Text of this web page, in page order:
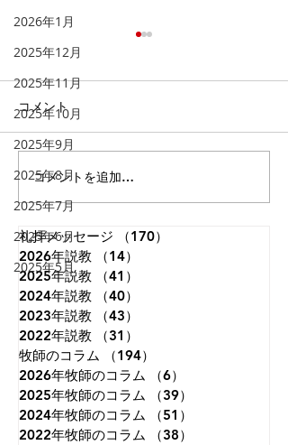
2026年1月
2025年12月
2025年11月
2025年10月
2025年9月
2025年8月
2025年7月
2025年6月
2025年5月
「天へと視線を向け
「 人とは何ものなのでしょ
う。あなたが心に留められる
とは。人のとはいったい何も
のなのでしょう。あなたが顧
8:4）。 神さまは私たちを神
と隣人とを愛して生きるよう
に造られました。しかし、私
たちは視線を自分自身にだけ
集中させがちです。本来、人
は天を見上げて生きるように
造られているのに、地上のこ
とに埋もれて生きてしまうこ
とが、苦しみもがく原因の一
つです。天に視線を向けると
は、す
コメント
コメントを追加…
礼拝メッセージ （170）
2026年説教
（14）
2025年説教
（41）
2024年説教
（40）
2023年説教
（43）
2022年説教
（31）
牧師のコラム
（194）
2026年牧師のコラム
（6）
2025年牧師のコラム
（39）
2024年牧師のコラム
（51）
2022年牧師のコラム
（38）